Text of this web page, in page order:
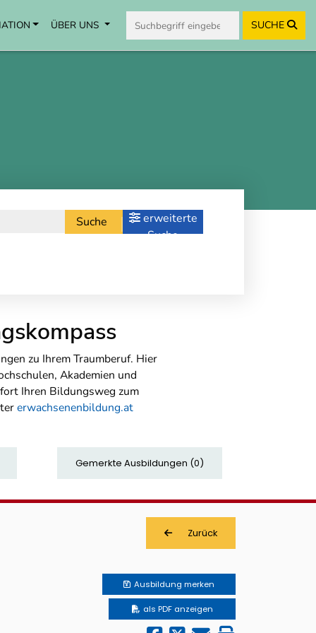
ÜBER UNS SUCHE
Suche
erweiterte
Suche
zu Ihrem Traumberuf. Hier
Akademien und
Ihren Bildungsweg zum
erwachsenenbildung.at
Gemerkte Ausbildungen (0)
Zurück
Ausbildung merken
als PDF anzeigen